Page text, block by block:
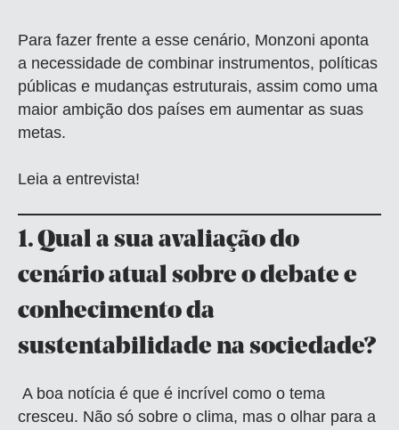
Para fazer frente a esse cenário, Monzoni aponta
a necessidade de combinar instrumentos, políticas
públicas e mudanças estruturais, assim como uma
maior ambição dos países em aumentar as suas
metas.
Leia a entrevista!
1.Qual a sua avaliação do
cenário atual sobre o debate e
conhecimento da
sustentabilidade na sociedade?
A boa notícia é que é incrível como o tema
cresceu. Não só sobre o clima, mas o olhar para a